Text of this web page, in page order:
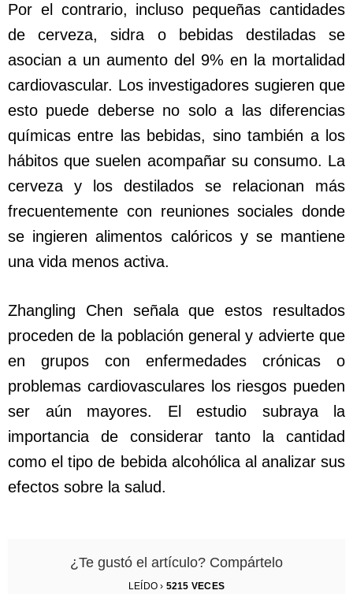
Por el contrario, incluso pequeñas cantidades
de cerveza, sidra o bebidas destiladas se
asocian a un aumento del 9% en la mortalidad
cardiovascular. Los investigadores sugieren que
esto puede deberse no solo a las diferencias
químicas entre las bebidas, sino también a los
hábitos que suelen acompañar su consumo. La
cerveza y los destilados se relacionan más
frecuentemente con reuniones sociales donde
se ingieren alimentos calóricos y se mantiene
una vida menos activa.
Zhangling Chen señala que estos resultados
proceden de la población general y advierte que
en grupos con enfermedades crónicas o
problemas cardiovasculares los riesgos pueden
ser aún mayores. El estudio subraya la
importancia de considerar tanto la cantidad
como el tipo de bebida alcohólica al analizar sus
efectos sobre la salud.
¿Te gustó el artículo? Compártelo
LEÍDO › 5215 VECES